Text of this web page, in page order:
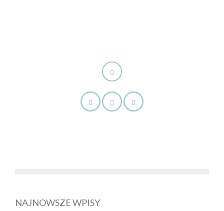
NAJNOWSZE WPISY